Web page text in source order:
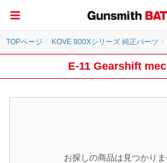
TOPページ KOVE 800Xシリーズ 純正パーツ
E-11 Gearshift
お探しの商品は見つかり